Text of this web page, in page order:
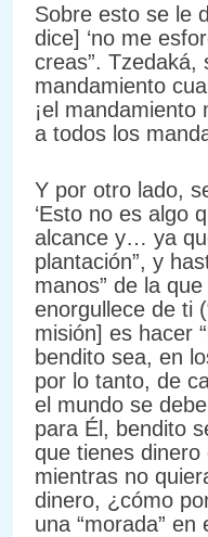
Sobre esto se le
dice] ‘no me
creas”. Tzedaká,
mandamiento
¡el mandamiento
a todos los
Y por otro lado,
‘Esto no es algo
alcance y… ya
plantación”, y
manos” de la
enorgullece de ti
misión] es hacer
bendito sea, en
por lo tanto, de
el mundo se
para Él, bendito
que tienes
mientras no
dinero, ¿cómo
una “morada”